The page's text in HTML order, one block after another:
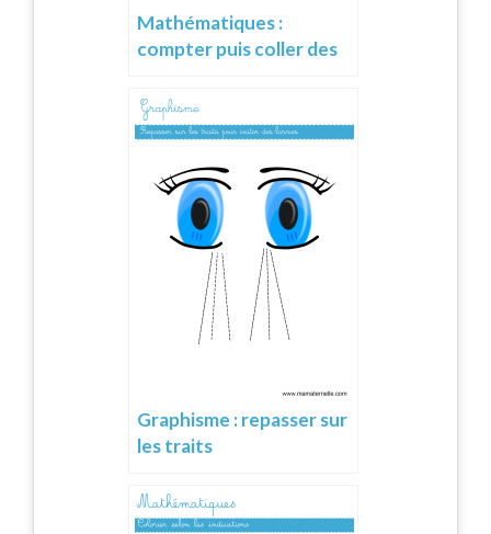
Mathématiques :
compter puis coller des
Graphisme : repasser sur
les traits